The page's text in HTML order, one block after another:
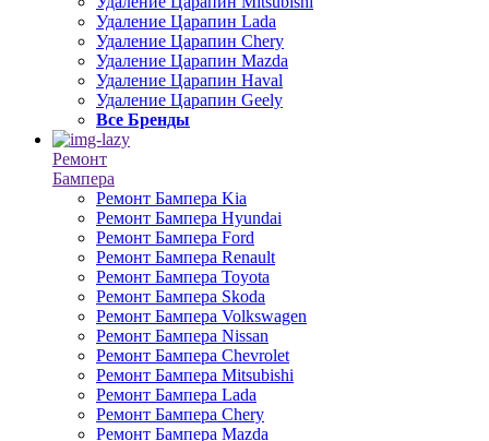
Удаление Царапин Lada
Удаление Царапин Chery
Удаление Царапин Mazda
Удаление Царапин Haval
Удаление Царапин Geely
Все Бренды
Ремонт
Бампера
Ремонт Бампера Kia
Ремонт Бампера Hyundai
Ремонт Бампера Ford
Ремонт Бампера Renault
Ремонт Бампера Toyota
Ремонт Бампера Skoda
Ремонт Бампера Volkswagen
Ремонт Бампера Nissan
Ремонт Бампера Chevrolet
Ремонт Бампера Mitsubishi
Ремонт Бампера Lada
Ремонт Бампера Chery
Ремонт Бампера Mazda